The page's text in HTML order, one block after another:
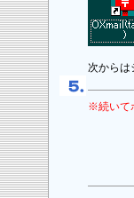
次からは
※続いて